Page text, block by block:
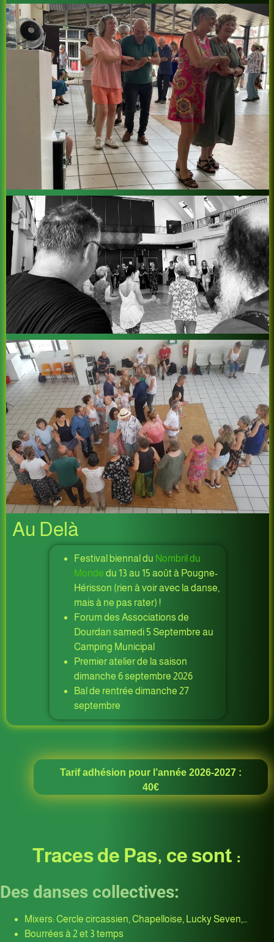
Au Delà
Festival biennal du Nombril du
Monde du 13 au 15 août à Pougne-
Hérisson (rien à voir avec la danse,
mais à ne pas rater) !
Forum des Associations de
Dourdan samedi 5 Septembre au
Camping Municipal
Premier atelier de la saison
dimanche 6 septembre 2026
Bal de rentrée dimanche 27
septembre
Tarif adhésion pour l’année 2026-2027 :
40€
Traces de Pas, ce sont :
Des danses collectives:
Mixers: Cercle circassien, Chapelloise, Lucky Seven,…
Bourrées à 2 et 3 temps